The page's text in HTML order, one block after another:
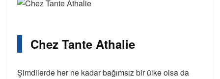
Chez Tante Athalie
Şimdilerde her ne kadar bağımsız bir ülke olsa da